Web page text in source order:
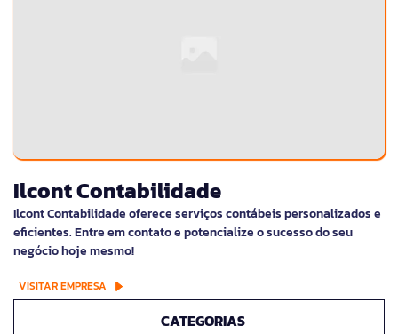
Ilcont Contabilidade
Ilcont Contabilidade oferece serviços contábeis personalizados e
eficientes. Entre em contato e potencialize o sucesso do seu
negócio hoje mesmo!
VISITAR EMPRESA
CATEGORIAS